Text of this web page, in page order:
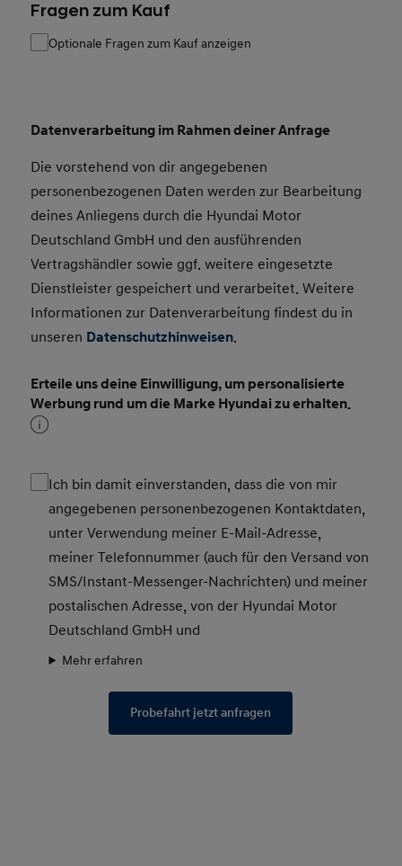
Fragen zum Kauf
Optionale Fragen zum Kauf anzeigen
Datenverarbeitung im Rahmen deiner Anfrage
Die vorstehend von dir angegebenen
personenbezogenen Daten werden zur Bearbeitung
deines Anliegens durch die Hyundai Motor
Deutschland GmbH und den ausführenden
Vertragshändler sowie ggf. weitere eingesetzte
Dienstleister gespeichert und verarbeitet. Weitere
Informationen zur Datenverarbeitung findest du in
unseren Datenschutzhinweisen.
Erteile uns deine Einwilligung, um personalisierte
Werbung rund um die Marke Hyundai zu erhalten.
Ich bin damit einverstanden, dass die von mir
angegebenen personenbezogenen Kontaktdaten,
unter Verwendung meiner E-Mail-Adresse,
meiner Telefonnummer (auch für den Versand von
SMS/Instant-Messenger-Nachrichten) und meiner
postalischen Adresse, von der Hyundai Motor
Deutschland GmbH und
Mehr erfahren
Probefahrt jetzt anfragen